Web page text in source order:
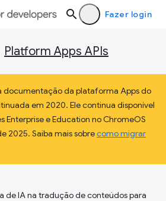
Fazer login
Platform Apps APIs
documentação da plataforma Apps do
em 2020. Ele continua disponível
Enterprise e Education no ChromeOS
2025. Saiba mais sobrecomo migrar
de IA na tradução de conteúdos para